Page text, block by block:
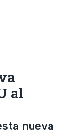
al
nueva